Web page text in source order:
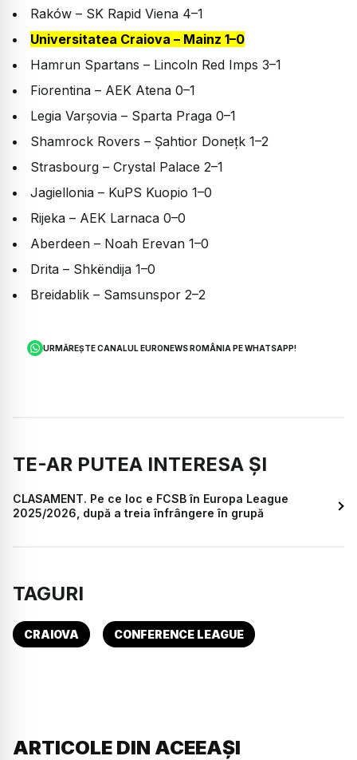
Raków – SK Rapid Viena 4–1
Universitatea Craiova – Mainz 1–0
Hamrun Spartans – Lincoln Red Imps 3–1
Fiorentina – AEK Atena 0–1
Legia Varșovia – Sparta Praga 0–1
Shamrock Rovers – Șahtior Donețk 1–2
Strasbourg – Crystal Palace 2–1
Jagiellonia – KuPS Kuopio 1–0
Rijeka – AEK Larnaca 0–0
Aberdeen – Noah Erevan 1–0
Drita – Shkëndija 1–0
Breidablik – Samsunspor 2–2
URMĂREȘTE CANALUL EURONEWS ROMÂNIA PE WHATSAPP!
TE-AR PUTEA INTERESA ȘI
CLASAMENT. Pe ce loc e FCSB în Europa League
2025/2026, după a treia înfrângere în grupă
TAGURI
CRAIOVA CONFERENCE LEAGUE
ARTICOLE DIN ACEEAȘI